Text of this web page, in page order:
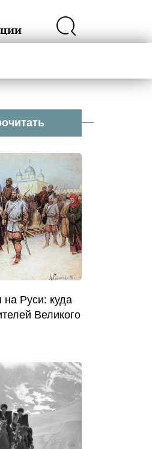
Руси: куда
Великого